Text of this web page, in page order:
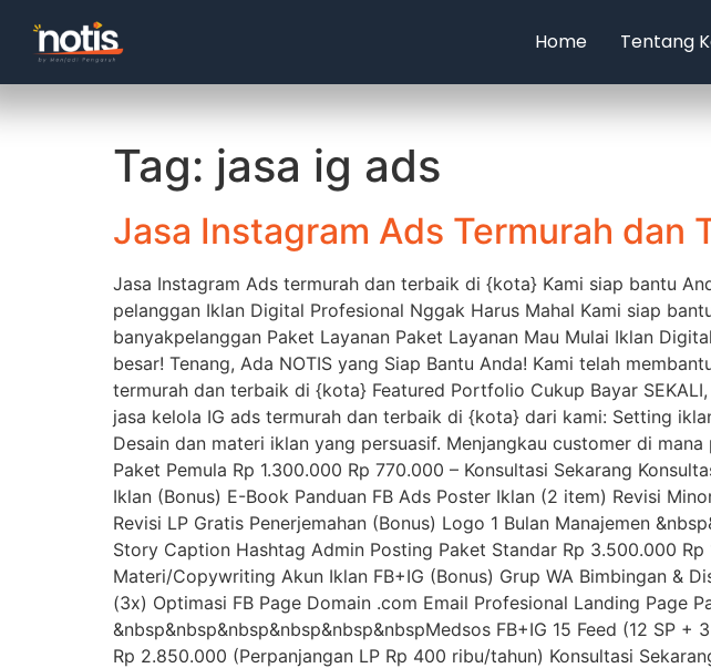
Home Tentang
Tag: jasa ig ads
Jasa Instagram Ads Termurah dan
Jasa Instagram Ads termurah dan terbaik di {kota} Kami siap bantu
pelanggan Iklan Digital Profesional Nggak Harus Mahal Kami siap
banyakpelanggan Paket Layanan Paket Layanan Mau Mulai Iklan
besar! Tenang, Ada NOTIS yang Siap Bantu Anda! Kami telah
termurah dan terbaik di {kota} Featured Portfolio Cukup Bayar
jasa kelola IG ads termurah dan terbaik di {kota} dari kami: Setting
Desain dan materi iklan yang persuasif. Menjangkau customer di
Paket Pemula Rp 1.300.000 Rp 770.000 – Konsultasi Sekarang
Iklan (Bonus) E-Book Panduan FB Ads Poster Iklan (2 item) Revisi
Revisi LP Gratis Penerjemahan (Bonus) Logo 1 Bulan Manajemen
Story Caption Hashtag Admin Posting Paket Standar Rp 3.500.000
Materi/Copywriting Akun Iklan FB+IG (Bonus) Grup WA Bimbingan &
(3x) Optimasi FB Page Domain .com Email Profesional Landing Page
&nbsp&nbsp&nbsp&nbsp&nbsp&nbspMedsos FB+IG 15 Feed (12 SP
Rp 2.850.000 (Perpanjangan LP Rp 400 ribu/tahun) Konsultasi